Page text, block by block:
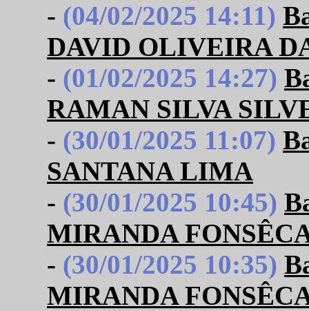
- (04/02/2025 14:11)
DAVID OLIVEIRA
- (01/02/2025 14:27)
RAMAN SILVA
- (30/01/2025 11:07)
SANTANA LIMA
- (30/01/2025 10:45)
MIRANDA
- (30/01/2025 10:35)
MIRANDA